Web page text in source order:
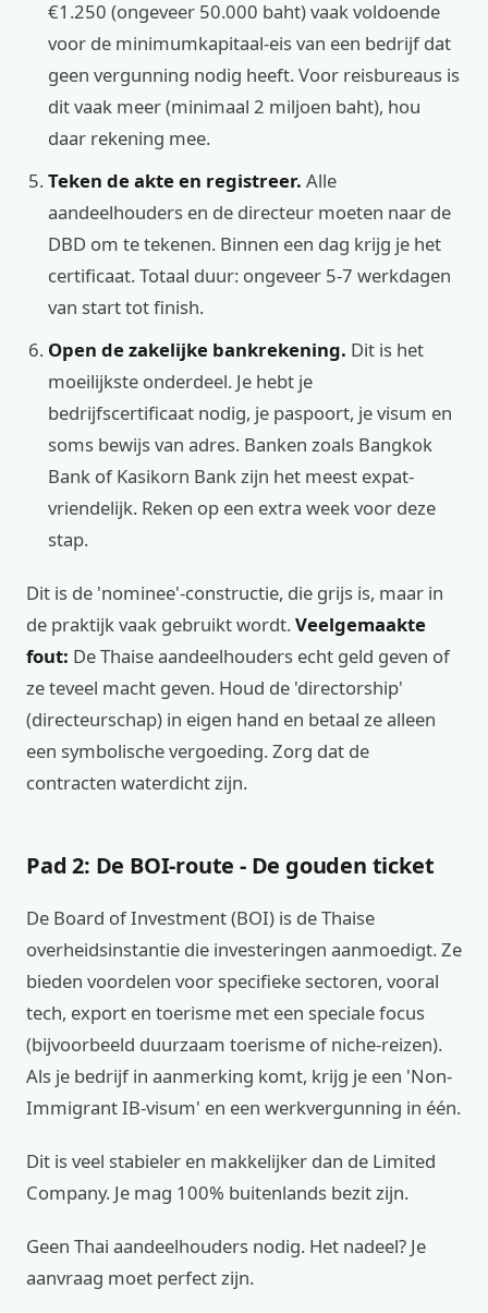
€1.250 (ongeveer 50.000 baht) vaak voldoende
voor de minimumkapitaal-eis van een bedrijf dat
geen vergunning nodig heeft. Voor reisbureaus is
dit vaak meer (minimaal 2 miljoen baht), hou
daar rekening mee.
Teken de akte en registreer. Alle
aandeelhouders en de directeur moeten naar de
DBD om te tekenen. Binnen een dag krijg je het
certificaat. Totaal duur: ongeveer 5-7 werkdagen
van start tot finish.
Open de zakelijke bankrekening. Dit is het
moeilijkste onderdeel. Je hebt je
bedrijfscertificaat nodig, je paspoort, je visum en
soms bewijs van adres. Banken zoals Bangkok
Bank of Kasikorn Bank zijn het meest expat-
vriendelijk. Reken op een extra week voor deze
stap.
Dit is de 'nominee'-constructie, die grijs is, maar in
de praktijk vaak gebruikt wordt.Veelgemaakte
fout: De Thaise aandeelhouders echt geld geven of
ze teveel macht geven. Houd de 'directorship'
(directeurschap) in eigen hand en betaal ze alleen
een symbolische vergoeding. Zorg dat de
contracten waterdicht zijn.
Pad 2: De BOI-route - De gouden ticket
De Board of Investment (BOI) is de Thaise
overheidsinstantie die investeringen aanmoedigt. Ze
bieden voordelen voor specifieke sectoren, vooral
tech, export en toerisme met een speciale focus
(bijvoorbeeld duurzaam toerisme of niche-reizen).
Als je bedrijf in aanmerking komt, krijg je een 'Non-
Immigrant IB-visum' en een werkvergunning in één.
Dit is veel stabieler en makkelijker dan de Limited
Company. Je mag 100% buitenlands bezit zijn.
Geen Thai aandeelhouders nodig. Het nadeel? Je
aanvraag moet perfect zijn.